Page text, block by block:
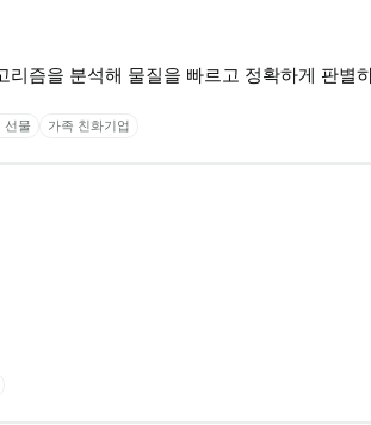
즘을 분석해 물질을 빠르고 정확하게 판별
선물 가족 친화기업